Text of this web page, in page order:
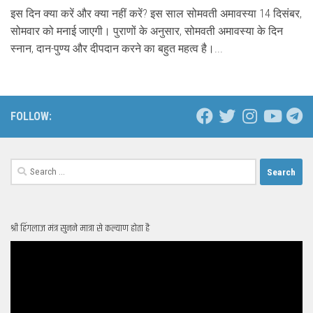
इस दिन क्या करें और क्या नहीं करें? इस साल सोमवती अमावस्या 14 दिसंबर,
सोमवार को मनाई जाएगी। पुराणों के अनुसार, सोमवती अमावस्या के दिन
स्नान, दान-पुण्य और दीपदान करने का बहुत महत्व है।...
FOLLOW:
Search
for:
श्री हिंगलाज मंत्र सुनने मात्रा से कल्याण होता है